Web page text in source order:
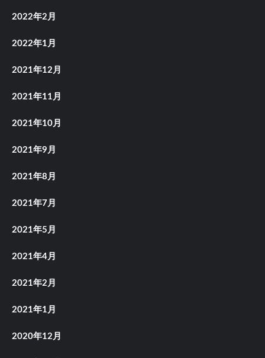
2022年2月
2022年1月
2021年12月
2021年11月
2021年10月
2021年9月
2021年8月
2021年7月
2021年5月
2021年4月
2021年2月
2021年1月
2020年12月